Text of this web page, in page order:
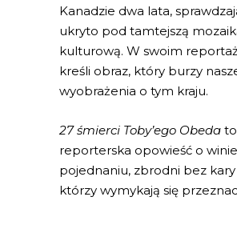
Kanadzie dwa lata,
ukryto pod tamtejszą
kulturową. W swoim
kreśli obraz, który burzy
wyobrażenia o tym kraju.
27 śmierci Toby’ego Obeda to
reporterska opowieść o
pojednaniu, zbrodni bez kary
którzy wymykają się